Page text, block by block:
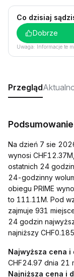
Co dzisiaj
Dobrze
Uwaga: Informacje te
Przegląd
Na dzień 7 sie
wynosi
ostatnich 24
24-godzinny
obiegu PRIME
to 111.11M. Pod
zajmuje 931
24 godzin
najniższy
Najwyższa cena i
CHF24.97 dnia 21
Najniższa cena i